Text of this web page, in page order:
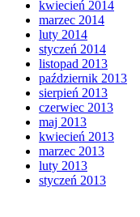
kwiecień 2014
marzec 2014
luty 2014
styczeń 2014
listopad 2013
październik 2013
sierpień 2013
czerwiec 2013
maj 2013
kwiecień 2013
marzec 2013
luty 2013
styczeń 2013